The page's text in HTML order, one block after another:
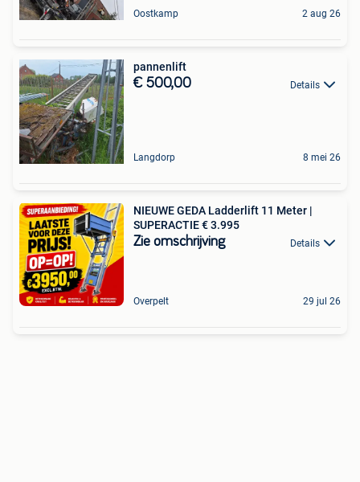
Oostkamp 2 aug 26
pannenlift
€ 500,00 Details
Langdorp 8 mei 26
NIEUWE GEDA Ladderlift 11 Meter |
SUPERACTIE € 3.995
Zie omschrijving Details
Overpelt 29 jul 26